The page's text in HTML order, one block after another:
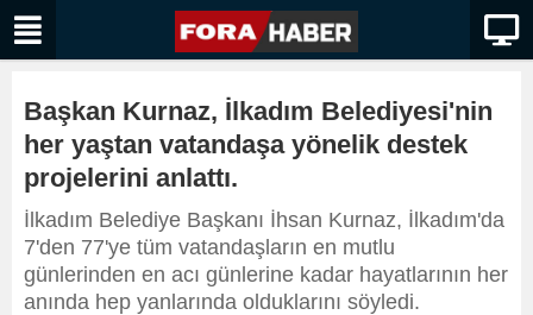
Başkan Kurnaz, İlkadım Belediyesi'nin
her yaştan vatandaşa yönelik destek
projelerini anlattı.
İlkadım Belediye Başkanı İhsan Kurnaz, İlkadım'da
7'den 77'ye tüm vatandaşların en mutlu
günlerinden en acı günlerine kadar hayatlarının her
anında hep yanlarında olduklarını söyledi.